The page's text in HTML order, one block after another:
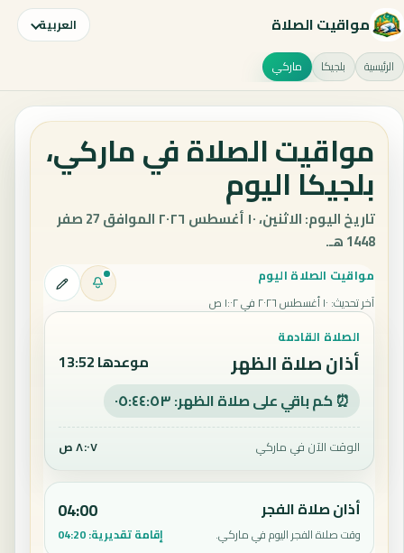
مواقيت الصلاة العربية
الرئيسية بلجيكا ماركي
مواقيت الصلاة في ماركي،
بلجيكا اليوم
تاريخ اليوم: الاثنين، ١٠ أغسطس ٢٠٢٦ الموافق 27 صفر
1448 هـ.
مواقيت الصلاة اليوم
آخر تحديث: ١٠ أغسطس ٢٠٢٦ في ١:٠٢ ص
الصلاة القادمة
أذان صلاة الظهر موعدها 13:52
⏰ كم باقي على صلاة الظهر: ٠٥:٤٤:٥٢
الوقت الآن في ماركي ٨:٠٧ ص
أذان صلاة الفجر
وقت صلاة الفجر اليوم في ماركي.
04:00
إقامة تقديرية:04:20